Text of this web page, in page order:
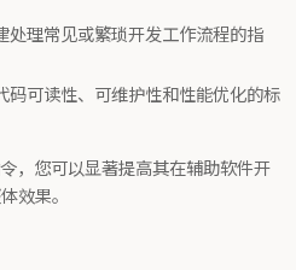
处理常见或繁琐开发工作流程的指
码可读性、可维护性和性能优化的标
，您可以显著提高其在辅助软件开
效果。